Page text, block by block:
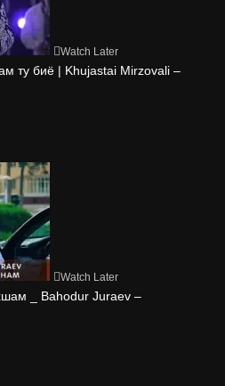
Watch Later
ту биё | Khujastai Mirzovali –
Watch Later
_ Bahodur Juraev –